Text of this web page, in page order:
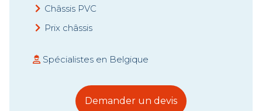
Châssis PVC
Prix châssis
Spécialistes en Belgique
Demander un devis